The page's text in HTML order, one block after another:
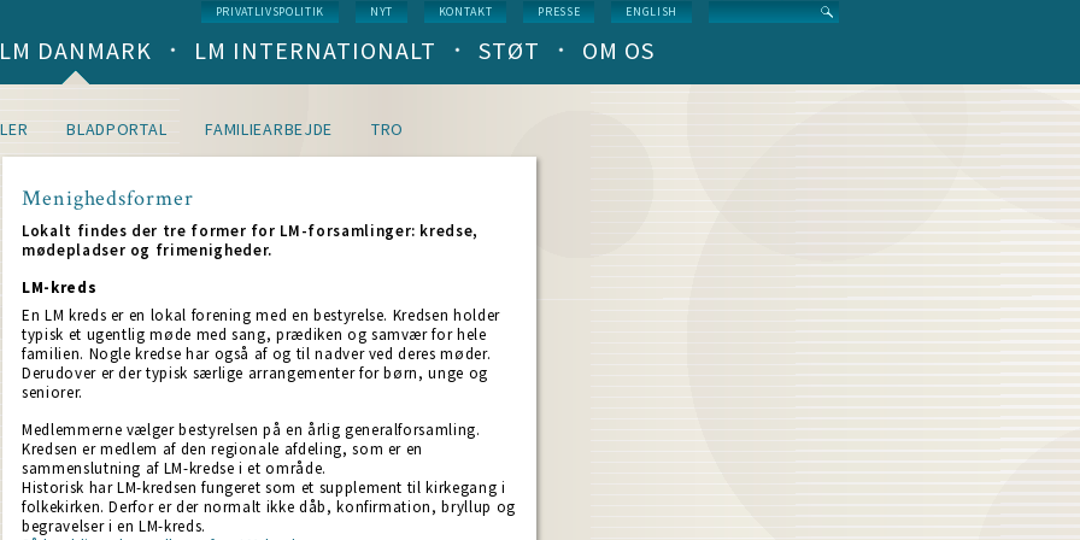
Service
menu
PRIVATLIVSPOLITIK NYT KONTAKT PRESSE ENGLISH
Main
navigation
(level
LM DANMARK LM INTERNATIONALT STØT OM OS
BLADPORTAL FAMILIEARBEJDE TRO
Menighedsformer
Lokalt findes der tre former for LM-forsamlinger: kredse,
mødepladser og frimenigheder.
LM-kreds
En LM kreds er en lokal forening med en bestyrelse. Kredsen holder
typisk et ugentlig møde med sang, prædiken og samvær for hele
familien. Nogle kredse har også af og til nadver ved deres møder.
Derudover er der typisk særlige arrangementer for børn, unge og
seniorer.
Medlemmerne vælger bestyrelsen på en årlig generalforsamling.
Kredsen er medlem af den regionale afdeling, som er en
sammenslutning af LM-kredse i et område.
Historisk har LM-kredsen fungeret som et supplement til kirkegang i
folkekirken. Derfor er der normalt ikke dåb, konfirmation, bryllup og
begravelser i en LM-kreds.